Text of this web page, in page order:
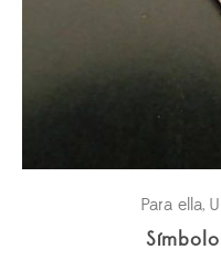
Para ella,